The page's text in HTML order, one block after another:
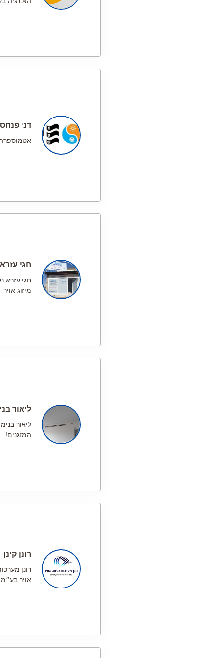
דני פנחס
חגי
חגי עזרא
מיזוג אויר
ליאור
ליאור
המזגנים!
רונן קינן
רונן
אויר בע״מ